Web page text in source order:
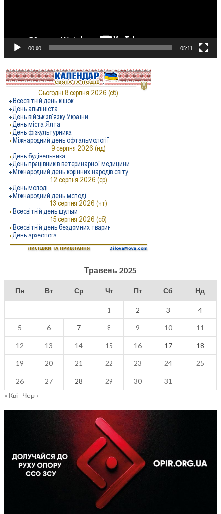
00:00 05:11
Травень 2025
Пн Вт Ср Чт Пт Сб Нд
1 2 3 4
5 6 7 8 9 10 11
12 13 14 15 16 17 18
19 20 21 22 23 24 25
26 27 28 29 30
31
« Кві Чер »